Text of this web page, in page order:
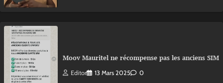
Moov Mauritel ne récompense pas les anciens SIM
Editor 13 Mars 2025 0